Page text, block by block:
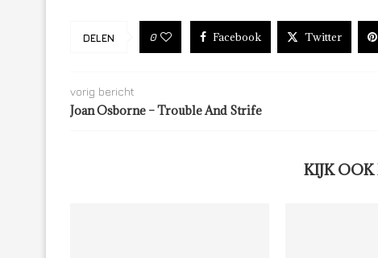
DELEN 0 Facebook Twitter
vorig bericht
Joan Osborne – Trouble And Strife
KIJK